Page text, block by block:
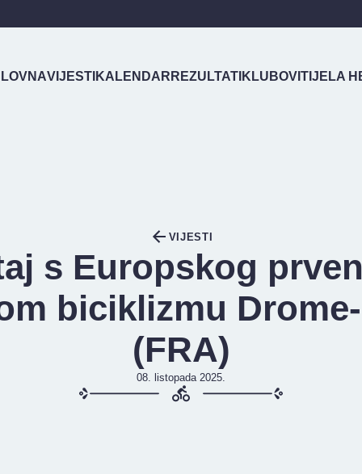
VIJESTI KALENDAR REZULTATI KLUBOVI TIJELA
VIJESTI
s Europskog
biciklizmu
(FRA)
08. listopada 2025.